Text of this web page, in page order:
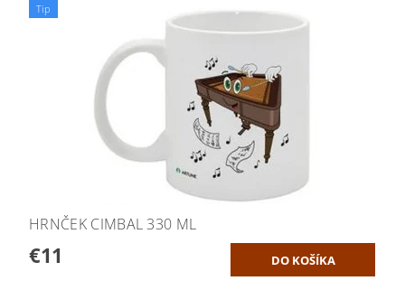
Tip
HRNČEK CIMBAL 330 ML
€11